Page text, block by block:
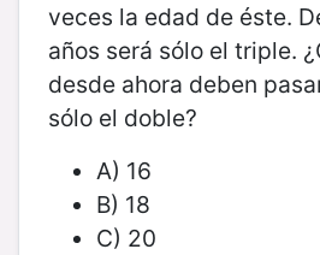
veces la edad de éste.
años será sólo el triple.
desde ahora deben
sólo el doble?
A) 16
B) 18
C) 20